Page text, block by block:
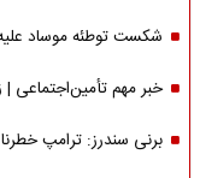
شکست توطئه موساد علیه ایران/۲ مقام‌
خبر مهم تأمین‌اجتماعی |
برنی سندرز: ترامپ